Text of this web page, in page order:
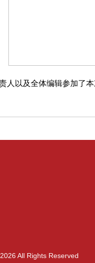
以及全体编辑参加了本
All Rights Reserved